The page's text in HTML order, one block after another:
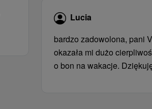
Lucia
bardzo zadowolona, ​​pani
okazała mi dużo
o bon na wakacje.